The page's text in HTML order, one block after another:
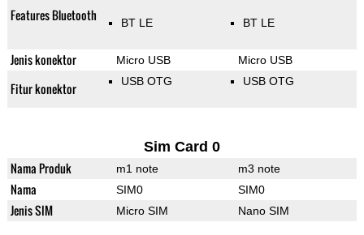
Features Bluetooth BT LE BT LE
Jenis konektor Micro USB Micro USB
Fitur konektor USB OTG USB OTG
Sim Card 0
Nama Produk m1 note m3 note
Nama SIM0 SIM0
Jenis SIM Micro SIM Nano SIM